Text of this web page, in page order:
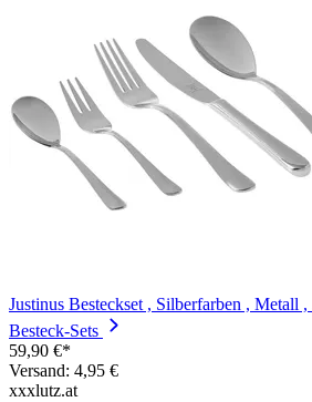
Justinus Besteckset , Silberfarben , Metall
Besteck-Sets
59,90 €*
Versand: 4,95 €
xxxlutz.at